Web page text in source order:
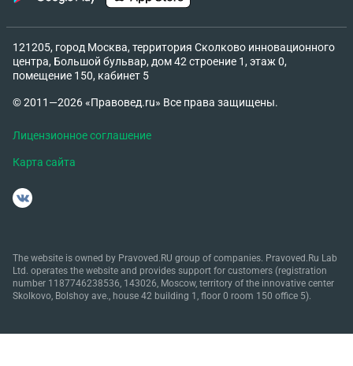
121205, город Москва, территория Сколково инновационного
центра, Большой бульвар, дом 42 строение 1, этаж 0,
помещение 150, кабинет 5
© 2011—2026 «Правовед.ru» Все права защищены.
Лицензионное соглашение
Карта сайта
The website is owned by Pravoved.RU group of companies. Pravoved.Ru Lab
Ltd. operates the website and provides support for customers (registration
number 1187746238536, 143026, Moscow, territory of the innovative center
Skolkovo, Bolshoy ave., house 42 building 1, floor 0 room 150 office 5).